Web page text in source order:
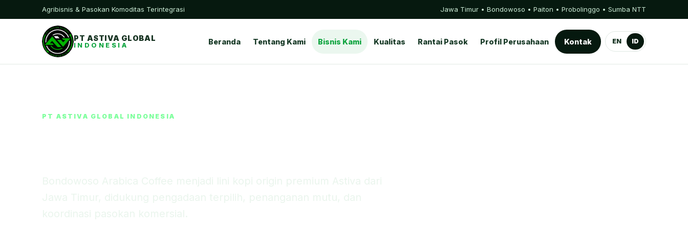
Agribisnis & Pasokan Komoditas Terintegrasi Jawa Timur • Bondowoso • Paiton • Probolinggo • Sumba NTT
PT ASTIVA GLOBAL
INDONESIA Beranda Tentang Kami Bisnis Kami Kualitas Rantai Pasok Profil Perusahaan Kontak EN ID
PT ASTIVA GLOBAL INDONESIA